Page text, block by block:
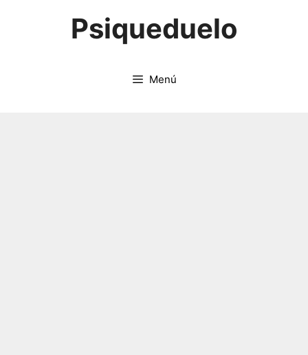
Psiqueduelo
Menú